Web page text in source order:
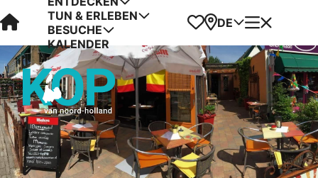
Visit Kop van Holland
TUN & ERLEBEN
BESUCHE
KALENDER
Favoriten
Karte
DE Menü